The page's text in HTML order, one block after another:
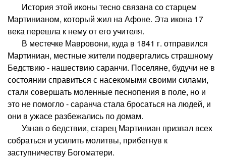
История этой иконы тесно связана со старцем
Мартинианом, который жил на Афоне. Эта икона 17
века перешла к нему от его учителя.
В местечке Мавровони, куда в 1841 г. отправился
Мартиниан, местные жители подвергались страшному
Бедствию - нашествию саранчи. Поселяне, будучи не в
состоянии справиться с насекомыми своими силами,
стали совершать моленные песнопения в поле, но и
это не помогло - саранча стала бросаться на людей, и
они в ужасе разбежались по домам.
Узнав о бедствии, старец Мартиниан призвал всех
собраться и усилить молитвы, прибегнув к
заступничеству Богоматери.